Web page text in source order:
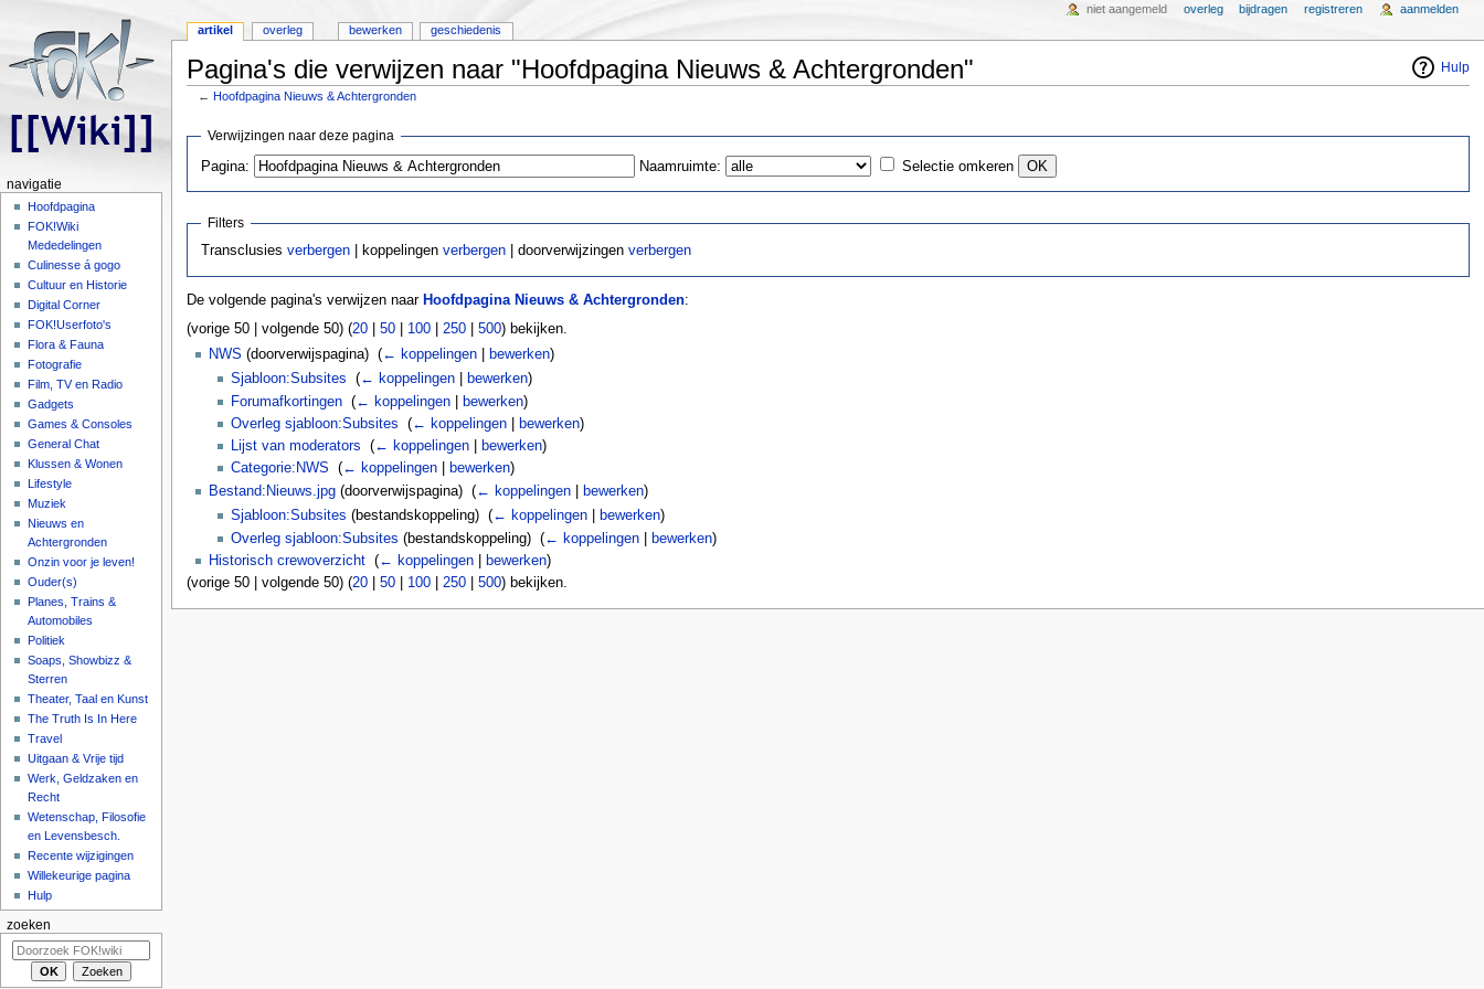
Hulp
Pagina's die verwijzen naar "Hoofdpagina Nieuws & Achtergronden"
←Hoofdpagina Nieuws & Achtergronden
Verwijzingen naar deze pagina
Pagina: Naamruimte: Selectie omkeren
Filters
Transclusiesverbergen | koppelingenverbergen | doorverwijzingenverbergen
De volgende pagina's verwijzen naar Hoofdpagina Nieuws & Achtergronden:
(vorige 50 | volgende 50) (20| 50| 100| 250| 500) bekijken.
NWS (doorverwijspagina) ‎ (← koppelingen| bewerken)
Sjabloon:Subsites ‎(← koppelingen bewerken)
Forumafkortingen ‎(← koppelingen bewerken)
Overleg sjabloon:Subsites ‎(← koppelingen bewerken)
Lijst van moderators ‎(← koppelingen bewerken)
Categorie:NWS ‎(← koppelingen bewerken)
Bestand:Nieuws.jpg(doorverwijspagina) ‎ (← koppelingen| bewerken)
Sjabloon:Subsites (bestandskoppeling) ‎(← koppelingen bewerken)
Overleg sjabloon:Subsites (bestandskoppeling) ‎(← koppelingen bewerken)
Historisch crewoverzicht‎ (← koppelingen| bewerken)
(vorige 50 | volgende 50) (20| 50| 100| 250| 500) bekijken.
artikel overleg bewerken geschiedenis
niet aangemeld overleg bijdragen registreren aanmelden
navigatie
Hoofdpagina
FOK!Wiki
Mededelingen
Culinesse á gogo
Cultuur en Historie
Digital Corner
FOK!Userfoto's
Flora & Fauna
Fotografie
Film, TV en Radio
Gadgets
Games & Consoles
General Chat
Klussen & Wonen
Lifestyle
Muziek
Nieuws en
Achtergronden
Onzin voor je leven!
Ouder(s)
Planes, Trains &
Automobiles
Politiek
Soaps, Showbizz &
Sterren
Theater, Taal en Kunst
The Truth Is In Here
Travel
Uitgaan & Vrije tijd
Werk, Geldzaken en
Recht
Wetenschap, Filosofie
en Levensbesch.
Recente wijzigingen
Willekeurige pagina
Hulp
zoeken